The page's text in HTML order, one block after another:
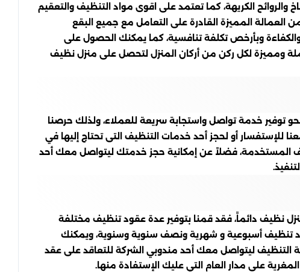
الكريهة، كما تعتمد على اقوى مواد التنظيف والتعقيم
المميزة القادرة على التعامل مع جميع البقع
وبأرخص تكلفة تنافسية، كما يمكنك الحصول على
ومميزة لكل ركن من أركان المنزل لتحصل على منزل نظيف
لأننا نسعى نحو توفير خدمة تواصل واستجابة سريعة للعملاء، ولذلك حرصنا
للإستفسار أو لحجز أحد خدمات التنظيف التى تحتاج إليها في
المستخدمة، فضلاً عن إمكانية حجز خدمتك ليتواصل معك أحد
نظيف دائماً، فقد قمنا بتوفير عدة عقود تنظيف مختلفة
تنظيف أسبوعية و شهرية ونصف سنوية وسنوية، ويمكنك
التنظيف ليتواصل معك أحد مندوبي الشركة للتعاقد على عقد
على مدار العام التي عليك الإستفادة منها.